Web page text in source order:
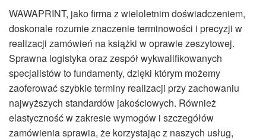
WAWAPRINT, jako firma z wieloletnim doświadczeniem,
doskonale rozumie znaczenie terminowości i precyzji w
realizacji zamówień na książki w oprawie zeszytowej.
Sprawna logistyka oraz zespół wykwalifikowanych
specjalistów to fundamenty, dzięki którym możemy
zaoferować szybkie terminy realizacji przy zachowaniu
najwyższych standardów jakościowych. Również
elastyczność w zakresie wymogów i szczegółów
zamówienia sprawia, że korzystając z naszych usług,